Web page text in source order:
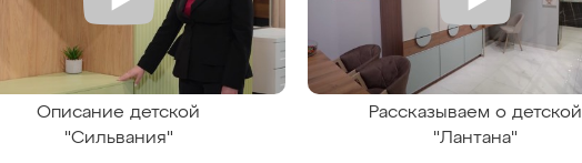
Описание детской
"Сильвания"
Рассказываем о детской
"Лантана"